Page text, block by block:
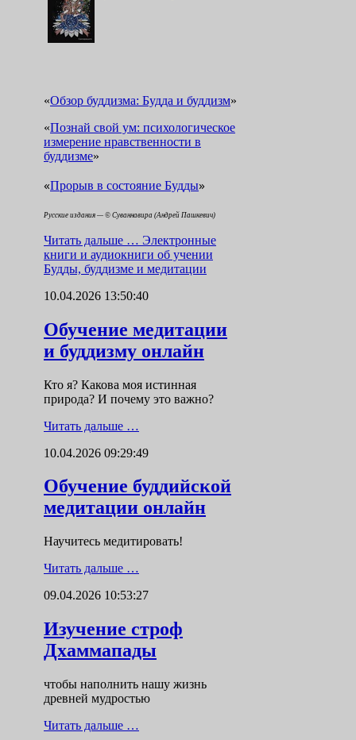
«Обзор буддизма: Будда и буддизм»
«Познай свой ум: психологическое
измерение нравственности в
буддизме»
«Прорыв в состояние Будды»
Русские издания — © Суваннавира (Андрей Пашкевич)
Читать дальше … Электронные
книги и аудиокниги об учении
Будды, буддизме и медитации
10.04.2026 13:50:40
Обучение медитации
и буддизму онлайн
Кто я? Какова моя истинная
природа? И почему это важно?
Читать дальше …
10.04.2026 09:29:49
Обучение буддийской
медитации онлайн
Научитесь медитировать!
Читать дальше …
09.04.2026 10:53:27
Изучение строф
Дхаммапады
чтобы наполнить нашу жизнь
древней мудростью
Читать дальше …